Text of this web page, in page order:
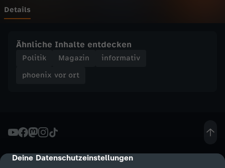
cmp-dialog-description
Deine Datenschutzeinstellungen
t
R
c
h
Details
Ähnliche Inhalte entdecken
Politik Magazin
informativ
phoenix vor ort